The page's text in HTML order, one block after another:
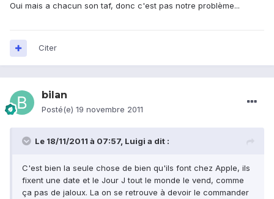
Oui mais a chacun son taf, donc c'est pas notre problème...
Citer
bilan
Posté(e) 19 novembre 2011
Le 18/11/2011 à 07:57, Luigi a dit :
C'est bien la seule chose de bien qu'ils font chez Apple, ils
fixent une date et le Jour J tout le monde le vend, comme
ça pas de jaloux. La on se retrouve à devoir le commander